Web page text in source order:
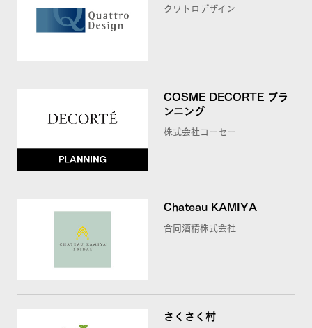
クワトロデザイン
COSME DECORTE プラ
ンニング
株式会社コーセー
Chateau KAMIYA
合同酒精株式会社
さくさく村